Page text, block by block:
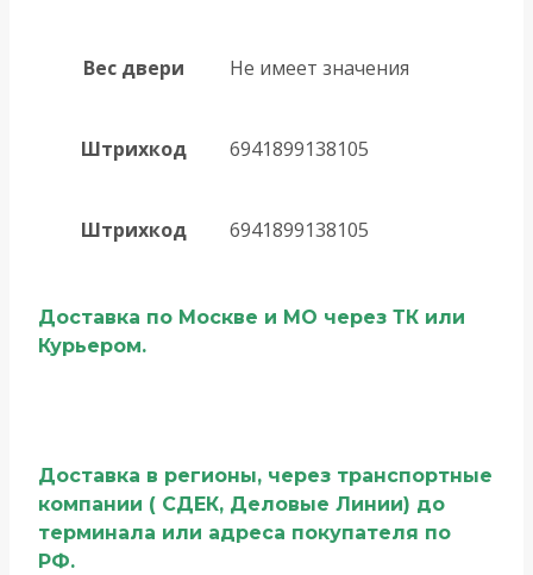
Вес двери Не имеет значения
Штрихкод 6941899138105
Штрихкод 6941899138105
Доставка по Москве и МО через ТК или
Курьером.
Доставка в регионы, через транспортные
компании ( СДЕК, Деловые Линии) до
терминала или адреса покупателя по
РФ.